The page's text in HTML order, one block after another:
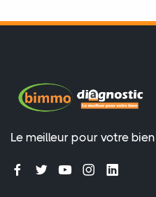
Le meilleur pour votre